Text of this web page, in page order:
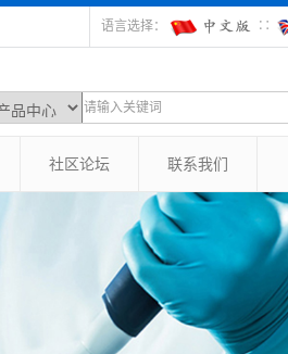
语言选择： ∷
社区论坛 联系我们